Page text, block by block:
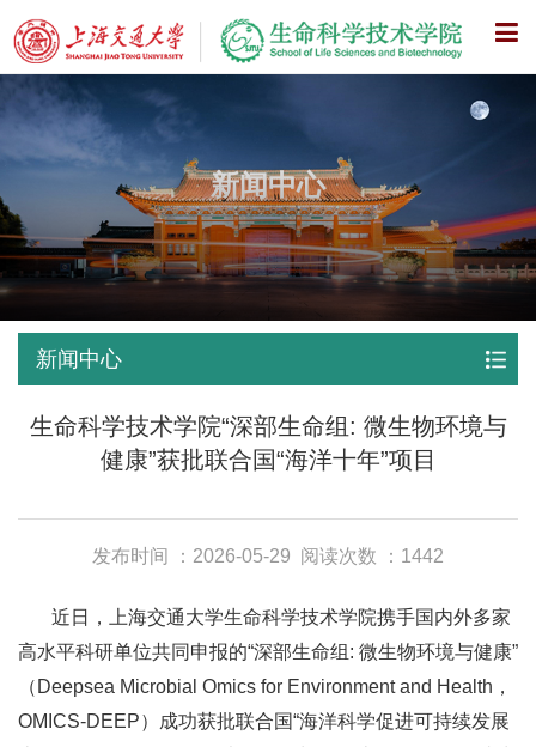
X
新闻中心
新闻中心
生命科学技术学院“深部生命组: 微生物环境与
健康”获批联合国“海洋十年”项目
发布时间 ：2026-05-29 阅读次数 ：1442
近日，上海交通大学生命科学技术学院携手国内外多家
高水平科研单位共同申报的“深部生命组: 微生物环境与健康”
（Deepsea Microbial Omics for Environment and Health，
OMICS-DEEP）成功获批联合国“海洋科学促进可持续发展